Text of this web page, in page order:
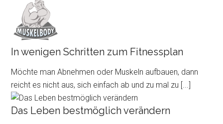
In wenigen Schritten zum Fitnessplan
Möchte man Abnehmen oder Muskeln aufbauen, dann
reicht es nicht aus, sich einfach ab und zu mal zu [...]
Das Leben bestmöglich verändern